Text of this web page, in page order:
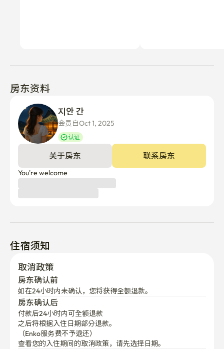
房东资料
지안 간
会员自Oct 1, 2025
认证
关于房东 联系房东
You're welcome
住宿须知
取消政策
房东确认前
如在24小时内未确认，您将获得全额退款。
房东确认后
付款后24小时内可全额退款
之后将根据入住日期部分退款。
（Enko服务费不予退还）
查看您的入住期间的取消政策，请先选择日期。